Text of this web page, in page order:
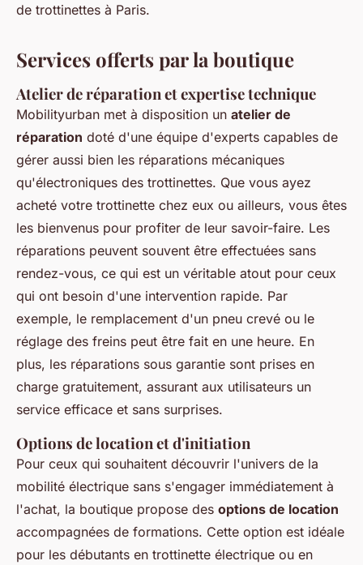
de trottinettes à Paris.
Services offerts par la boutique
Atelier de réparation et expertise technique
Mobilityurban met à disposition un atelier de
réparation doté d'une équipe d'experts capables de
gérer aussi bien les réparations mécaniques
qu'électroniques des trottinettes. Que vous ayez
acheté votre trottinette chez eux ou ailleurs, vous êtes
les bienvenus pour profiter de leur savoir-faire. Les
réparations peuvent souvent être effectuées sans
rendez-vous, ce qui est un véritable atout pour ceux
qui ont besoin d'une intervention rapide. Par
exemple, le remplacement d'un pneu crevé ou le
réglage des freins peut être fait en une heure. En
plus, les réparations sous garantie sont prises en
charge gratuitement, assurant aux utilisateurs un
service efficace et sans surprises.
Options de location et d'initiation
Pour ceux qui souhaitent découvrir l'univers de la
mobilité électrique sans s'engager immédiatement à
l'achat, la boutique propose des options de location
accompagnées de formations. Cette option est idéale
pour les débutants en trottinette électrique ou en